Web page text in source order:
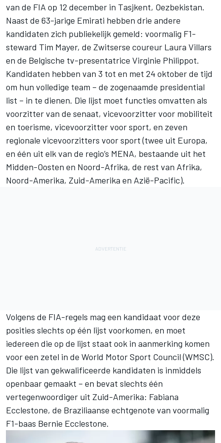
van de FIA op 12 december in Tasjkent, Oezbekistan.
Naast de 63-jarige Emirati hebben drie andere
kandidaten zich publiekelijk gemeld: voormalig F1-
steward Tim Mayer, de Zwitserse coureur Laura Villars
en de Belgische tv-presentatrice Virginie Philippot.
Kandidaten hebben van 3 tot en met 24 oktober de tijd
om hun volledige team – de zogenaamde presidential
list – in te dienen. Die lijst moet functies omvatten als
voorzitter van de senaat, vicevoorzitter voor mobiliteit
en toerisme, vicevoorzitter voor sport, en zeven
regionale vicevoorzitters voor sport (twee uit Europa,
en één uit elk van de regio’s MENA, bestaande uit het
Midden-Oosten en Noord-Afrika, de rest van Afrika,
Noord-Amerika, Zuid-Amerika en Azië-Pacific).
Volgens de FIA-regels mag een kandidaat voor deze
posities slechts op één lijst voorkomen, en moet
iedereen die op de lijst staat ook in aanmerking komen
voor een zetel in de World Motor Sport Council (WMSC).
Die lijst van gekwalificeerde kandidaten is inmiddels
openbaar gemaakt – en bevat slechts één
vertegenwoordiger uit Zuid-Amerika: Fabiana
Ecclestone, de Braziliaanse echtgenote van voormalig
F1-baas Bernie Ecclestone.